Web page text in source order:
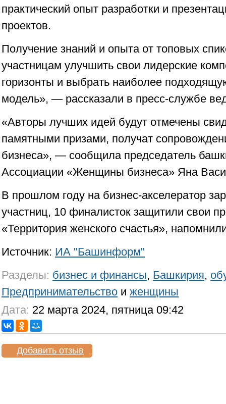
практический опыт разработки и
проектов.
Получение знаний и опыта от топовых
участницам улучшить свои лидерские
горизонты и выбрать наиболее
модель», — рассказали в пресс-службе
«Авторы лучших идей будут отмечены
памятными призами, получат
бизнеса», — сообщила председатель
Ассоциации «Женщины бизнеса» Яна
В прошлом году на бизнес-акселератор
участниц, 10 финалисток защитили свои
«Территория женского счастья»,
Источник: ИА "Башинформ"
Разделы: бизнес и финансы, Башкирия,
Предпринимательство и женщины
Дата: 22 марта 2024, пятница 09:42
Добавить отзыв